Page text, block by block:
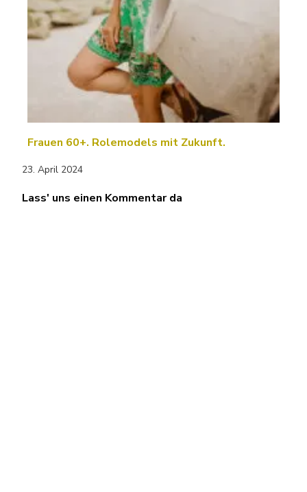
Frauen 60+. Rolemodels mit Zukunft.
23. April 2024
Lass' uns einen Kommentar da